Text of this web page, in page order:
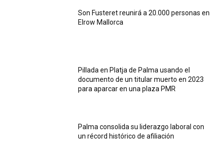
Son Fusteret reunirá a 20.000 personas en
Elrow Mallorca
Pillada en Platja de Palma usando el
documento de un titular muerto en 2023
para aparcar en una plaza PMR
Palma consolida su liderazgo laboral con
un récord histórico de afiliación